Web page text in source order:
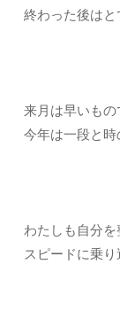
終わった後はと
来月は早いもの
今年は一段と時
わたしも自分を
スピードに乗り